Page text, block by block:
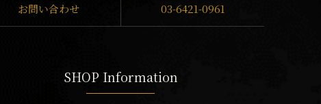
お問い合わせ 03-6421-0961
SHOP Information